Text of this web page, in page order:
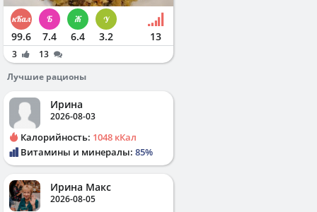
99.6 7.4 6.4 3.2 13
3
13
Лучшие рационы
Ирина
2026-08-03
Калорийность: 1048 кКал
Витамины и минералы: 85%
Ирина Макс
2026-08-05